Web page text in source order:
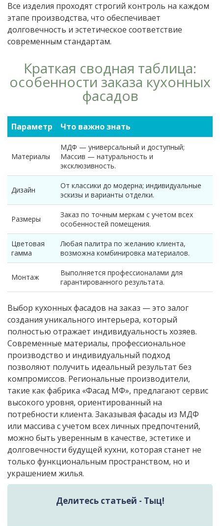
Все изделия проходят строгий контроль на каждом
этапе производства, что обеспечивает
долговечность и эстетическое соответствие
современным стандартам.
Краткая сводная таблица:
особенности заказа кухонных
фасадов
Параметр Что важно знать
Материалы
МДФ — универсальный и доступный;
Массив — натуральность и
эксклюзивность.
Дизайн
От классики до модерна; индивидуальные
эскизы и варианты отделки.
Размеры
Заказ по точным меркам с учетом всех
особенностей помещения.
Цветовая
гамма
Любая палитра по желанию клиента,
возможна комбинировка материалов.
Монтаж
Выполняется профессионалами для
гарантированного результата.
Выбор кухонных фасадов на заказ — это залог
создания уникального интерьера, который
полностью отражает индивидуальность хозяев.
Современные материалы, профессиональное
производство и индивидуальный подход
позволяют получить идеальный результат без
компромиссов. Региональные производители,
такие как фабрика «Фасад МФ», предлагают сервис
высокого уровня, ориентированный на
потребности клиента. Заказывая фасады из МДФ
или массива с учетом всех личных предпочтений,
можно быть уверенным в качестве, эстетике и
долговечности будущей кухни, которая станет не
только функциональным пространством, но и
украшением жилья.
Делитесь статьей - Тыц!